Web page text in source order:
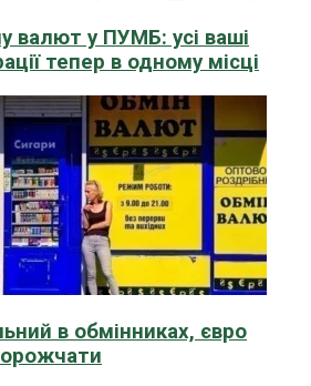
валют у ПУМБ: усі ваші
тепер в одному місці
в обмінниках, євро